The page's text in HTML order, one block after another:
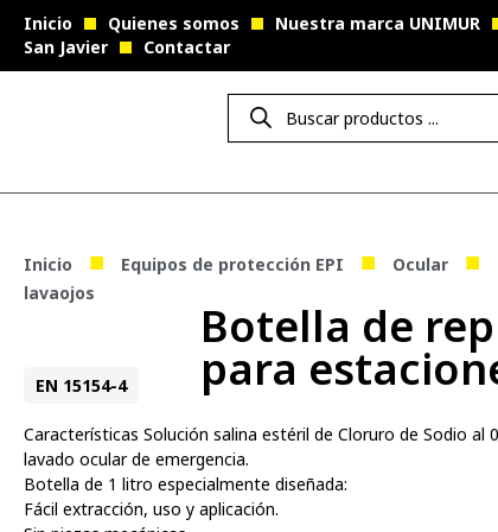
Inicio Quienes somos Nuestra marca UNIMUR
San Javier
Contactar
Inicio ■ Equipos de protección EPI ■ Ocular ■
lavaojos
Botella de
para
EN 15154-4
Características Solución salina estéril de Cloruro de Sodio
lavado ocular de emergencia.
Botella de 1 litro especialmente diseñada:
Fácil extracción, uso y aplicación.